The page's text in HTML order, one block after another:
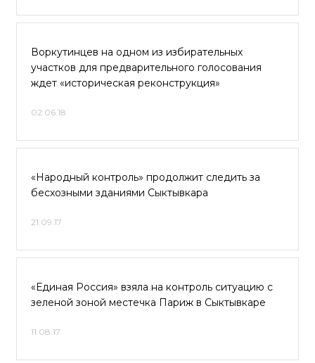
Воркутинцев на одном из избирательных
участков для предварительного голосования
ждет «историческая реконструкция»
02.06.18
«Народный контроль» продолжит следить за
бесхозными зданиями Сыктывкара
21.09.17
«Единая Россия» взяла на контроль ситуацию с
зеленой зоной местечка Париж в Сыктывкаре
11.08.17